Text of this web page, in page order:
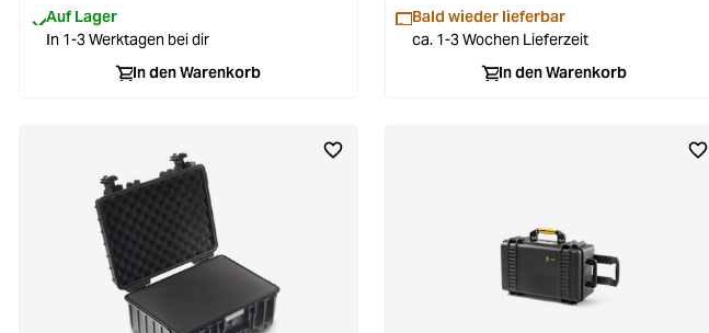
Auf Lager
In 1-3 Werktagen bei dir
In den Warenkorb
Bald wieder lieferbar
ca. 1-3 Wochen Lieferzeit
In den Warenkorb